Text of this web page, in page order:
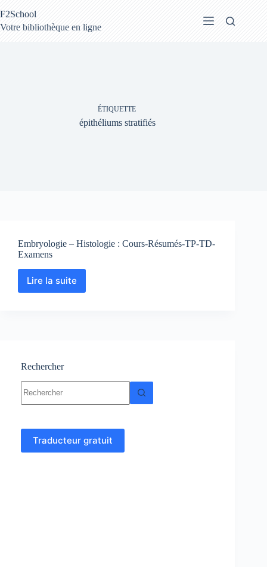
au
contenu
F2School
Votre bibliothèque en ligne
ÉTIQUETTE
épithéliums stratifiés
Embryologie – Histologie : Cours-Résumés-TP-TD-
Examens
Lire la suite
Embryologie
TD-
Rechercher
résultat
Traducteur gratuit